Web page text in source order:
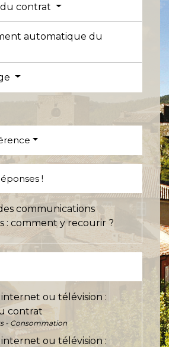
contrat
automatique du
!
communications
: comment y recourir ?
ou télévision :
contrat
- Consommation
ou télévision :